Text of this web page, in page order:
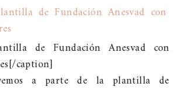
de Fundación Anesvad con
caption]
a parte de la plantilla de